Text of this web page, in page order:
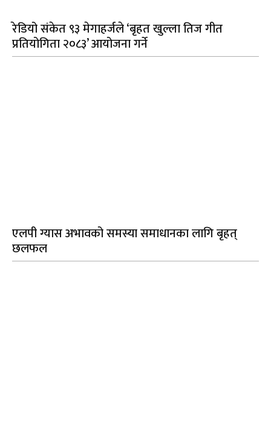
रेडियो संकेत ९३ मेगाहर्जले ‘बृहत खुल्ला तिज गीत
प्रतियोगिता २०८३’ आयोजना गर्ने
एलपी ग्यास अभावको समस्या समाधानका लागि बृहत्
छलफल